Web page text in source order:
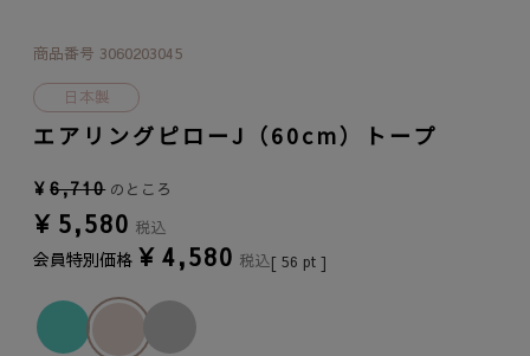
商品番号 3060203045
日本製
エアリングピローJ（60cm）トープ
¥ 6,710 のところ
¥ 5,580 税込
会員特別価格 ¥ 4,580 税込[ 56 pt ]